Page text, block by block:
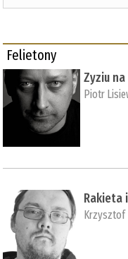
Felietony
Zyziu
Piotr
Rakieta
Krzysztof